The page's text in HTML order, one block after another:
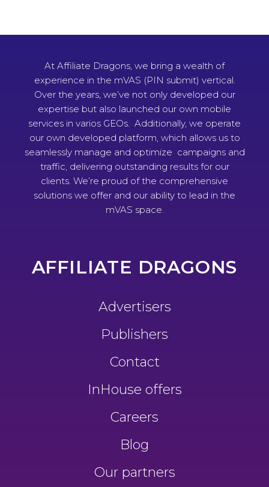
At Affiliate Dragons, we bring a wealth of
experience in the mVAS (PIN submit) vertical.
Over the years, we’ve not only developed our
expertise but also launched our own mobile
services in varios GEOs. Additionally, we operate
our own developed platform, which allows us to
seamlessly manage and optimize campaigns and
traffic, delivering outstanding results for our
clients. We’re proud of the comprehensive
solutions we offer and our ability to lead in the
mVAS space.
AFFILIATE DRAGONS
Advertisers
Publishers
Contact
InHouse offers
Careers
Blog
Our partners